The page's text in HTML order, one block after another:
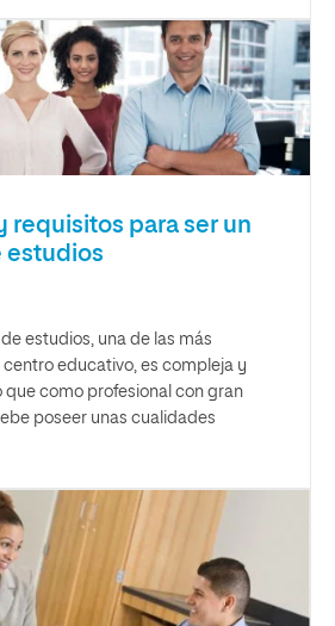
requisitos para ser un
estudios
de estudios, una de las más
educativo, es compleja y
que como profesional con gran
poseer unas cualidades